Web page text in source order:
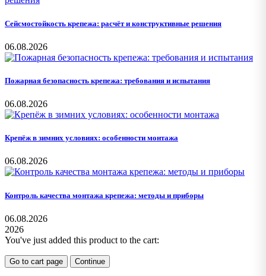
Сейсмостойкость крепежа: расчёт и конструктивные решения
06.08.2026
Пожарная безопасность крепежа: требования и испытания
06.08.2026
Крепёж в зимних условиях: особенности монтажа
06.08.2026
Контроль качества монтажа крепежа: методы и приборы
06.08.2026
2026
You've just added this product to the cart:
Go to cart page Continue